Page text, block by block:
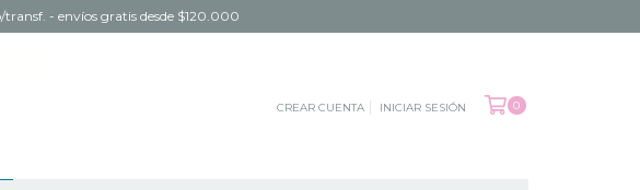
transf. - envíos gratis desde $120.000
CREAR CUENTA INICIAR SESIÓN 0